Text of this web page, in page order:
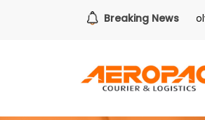
Breaking News
Para todo lo que viene.